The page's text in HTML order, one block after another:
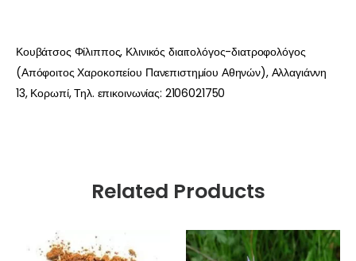
Κουβάτσος Φίλιππος, Κλινικός διαιτολόγος-διατροφολόγος
(Απόφοιτος Χαροκοπείου Πανεπιστημίου Αθηνών), Αλλαγιάννη
13, Κορωπί, Τηλ. επικοινωνίας: 2106021750
Related Products